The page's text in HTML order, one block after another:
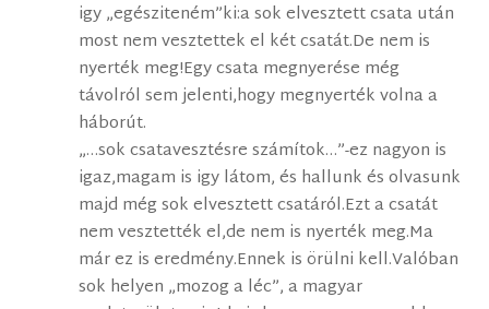
igy „egésziteném”ki:a sok elvesztett csata után
most nem vesztettek el két csatát.De nem is
nyerték meg!Egy csata megnyerése még
távolról sem jelenti,hogy megnyerték volna a
háborút.
„…sok csatavesztésre számítok…”-ez nagyon is
igaz,magam is igy látom, és hallunk és olvasunk
majd még sok elvesztett csatáról.Ezt a csatát
nem vesztették el,de nem is nyerték meg.Ma
már ez is eredmény.Ennek is örülni kell.Valóban
sok helyen „mozog a léc”, a magyar